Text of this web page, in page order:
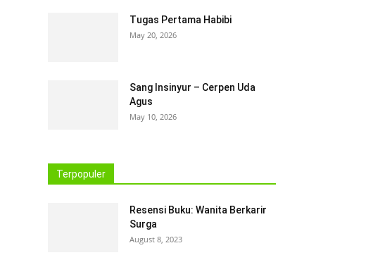
Tugas Pertama Habibi
May 20, 2026
Sang Insinyur – Cerpen Uda
Agus
May 10, 2026
Terpopuler
Resensi Buku: Wanita Berkarir
Surga
August 8, 2023